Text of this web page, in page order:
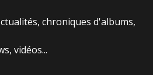
chroniques d'albums,
vidéos...